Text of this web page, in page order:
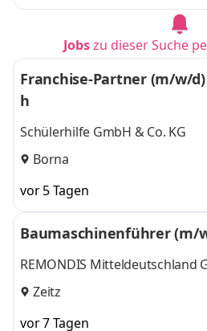
Jobszu dieser Suche
Franchise-Partner (m/w/
h
Schülerhilfe GmbH & Co. KG
Borna
vor 5 Tagen
Baumaschinenführer (m/
REMONDIS Mitteldeutschland
Zeitz
vor 7 Tagen